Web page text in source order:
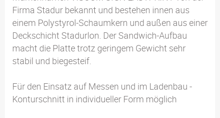
Firma Stadur bekannt und bestehen innen aus
einem Polystyrol-Schaumkern und außen aus einer
Deckschicht Stadurlon. Der Sandwich-Aufbau
macht die Platte trotz geringem Gewicht sehr
stabil und biegesteif.
Für den Einsatz auf Messen und im Ladenbau -
Konturschnitt in individueller Form möglich